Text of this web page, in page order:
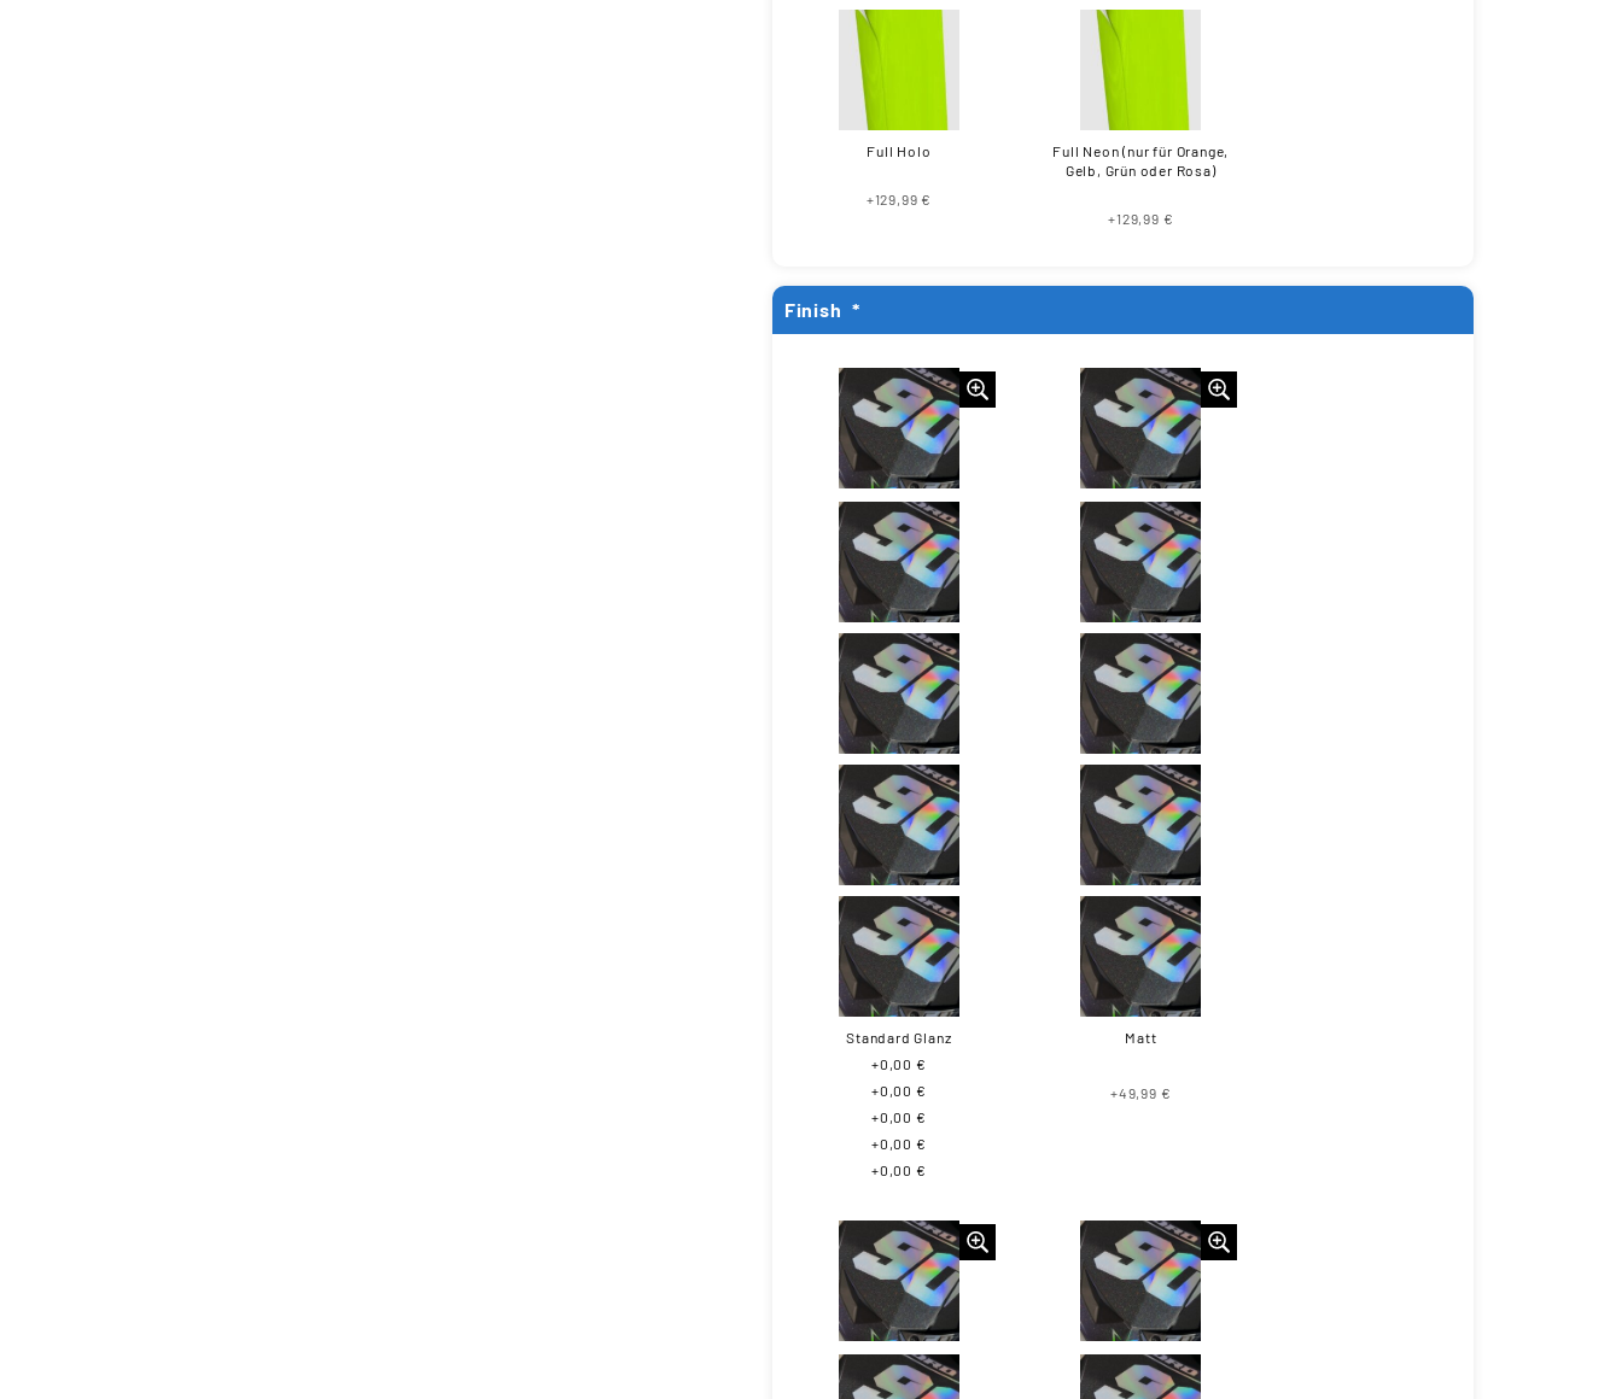
Full Holo
+129,99 €
Full Neon (nur für Orange,
Gelb, Grün oder Rosa)
+129,99 €
Finish *
Standard Glanz
+0,00 €
+0,00 €
+0,00 €
+0,00 €
+0,00 €
Matt
+49,99 €